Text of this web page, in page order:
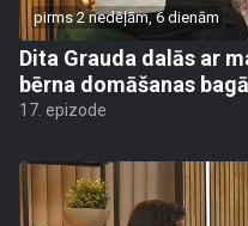
pirms 2 nedēļām, 6 dienām
Dita Grauda dalās ar
bērna domāšanas
17. epizode